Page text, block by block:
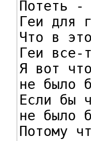
Потеть -
Геи для
Что в
Геи все-
Я вот
не было
Если бы
не было
Потому